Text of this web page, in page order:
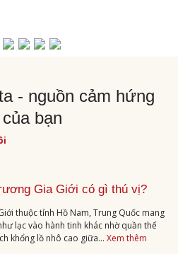
- nguồn cảm hứng
bạn
Gia Giới có gì thú vị?
thuộc tỉnh Hồ Nam, Trung Quốc mang
lạc vào hành tinh khác nhờ quần thể
khổng lồ nhô cao giữa... Xem thêm